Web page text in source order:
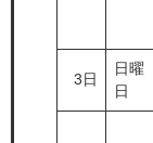
3日
日曜
日